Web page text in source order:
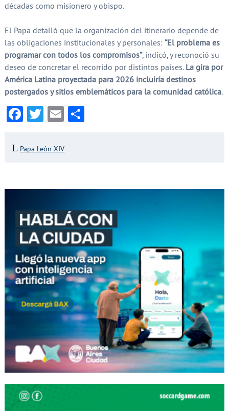
décadas como misionero y obispo.
El Papa detalló que la organización del itinerario depende de
las obligaciones institucionales y personales: “El problema es
programar con todos los compromisos”, indicó, y reconoció su
deseo de concretar el recorrido por distintos países. La gira por
América Latina proyectada para 2026 incluiría destinos
postergados y sitios emblemáticos para la comunidad católica.
Facebook
Twitter
EmailCompartir
Papa León XIV